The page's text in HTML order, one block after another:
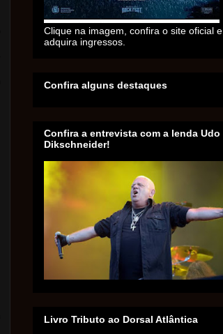
Clique na imagem, confira o site oficial e
adquira ingressos.
Confira alguns destaques
Confira a entrevista com a lenda Udo
Dikschneider!
Livro Tributo ao Dorsal Atlântica